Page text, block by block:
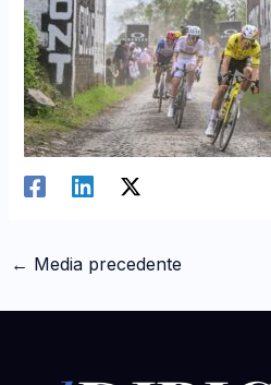
← Media precedente